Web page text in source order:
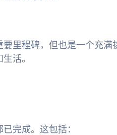
里程碑，但也是一个充
活。
完成。这包括：